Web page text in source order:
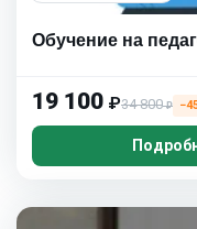
Обучение на
19 100 ₽34 800₽